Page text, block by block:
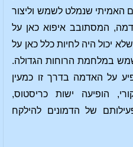
האמיתי שנמלט לשמש וליצור
המסתובב איפוא כאן על
יכול היה לחיות כלל כאן על
במלחמת הרוחות הגדולה.
על האדמה בדרך זו כמעין
הופיעה ישות כריסטוס,
של הדמונים להילקח